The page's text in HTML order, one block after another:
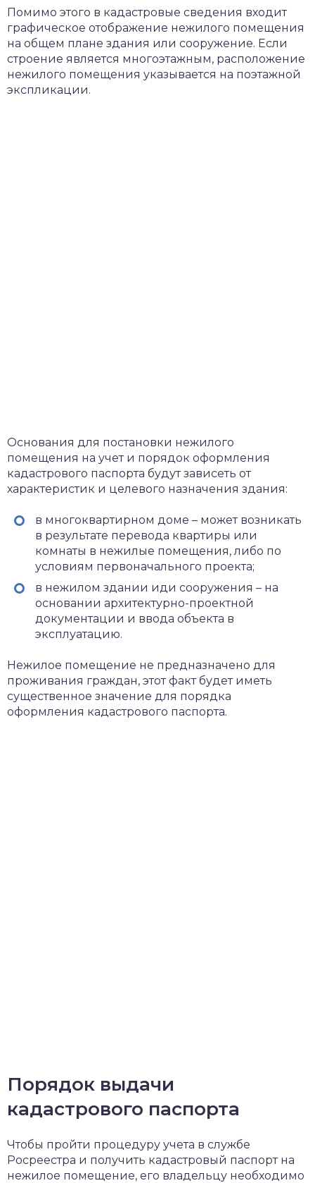
Помимо этого в кадастровые сведения входит
графическое отображение нежилого помещения
на общем плане здания или сооружение. Если
строение является многоэтажным, расположение
нежилого помещения указывается на поэтажной
экспликации.
Основания для постановки нежилого
помещения на учет и порядок оформления
кадастрового паспорта будут зависеть от
характеристик и целевого назначения здания:
в многоквартирном доме – может возникать
в результате перевода квартиры или
комнаты в нежилые помещения, либо по
условиям первоначального проекта;
в нежилом здании иди сооружения – на
основании архитектурно-проектной
документации и ввода объекта в
эксплуатацию.
Нежилое помещение не предназначено для
проживания граждан, этот факт будет иметь
существенное значение для порядка
оформления кадастрового паспорта.
Порядок выдачи
кадастрового паспорта
Чтобы пройти процедуру учета в службе
Росреестра и получить кадастровый паспорт на
нежилое помещение, его владельцу необходимо